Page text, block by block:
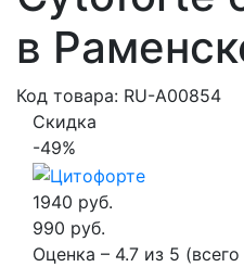
в
Код товара: RU-A00854
Скидка
-49%
1940 руб.
990 руб.
Оценка – 4.7 из 5